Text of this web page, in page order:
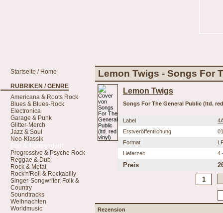
Startseite / Home
RUBRIKEN / GENRE
Americana & Roots Rock
Blues & Blues-Rock
Electronica
Garage & Punk
Glitter-Merch
Jazz & Soul
Neo-Klassik
Progressive & Psyche Rock
Reggae & Dub
Rock & Metal
Rock'n'Roll & Rockabilly
Singer-Songwriter, Folk &
Country
Soundtracks
Weihnachten
Worldmusic
Lemon Twigs - Songs For
Lemon Twigs
Songs For The General Public (ltd.
Label
Erstveröffentlichung
Format
Lieferzeit
4
Preis
Rezension